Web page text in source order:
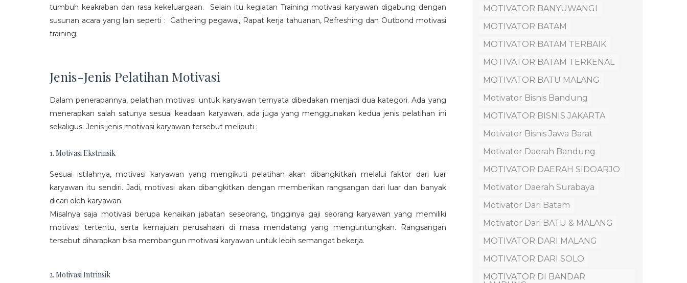
tumbuh keakraban dan rasa kekeluargaan. Selain itu kegiatan Training motivasi karyawan digabung dengan
susunan acara yang lain seperti : Gathering pegawai, Rapat kerja tahuanan, Refreshing dan Outbond motivasi
training.
Jenis-Jenis Pelatihan Motivasi
Dalam penerapannya, pelatihan motivasi untuk karyawan ternyata dibedakan menjadi dua kategori. Ada yang
menerapkan salah satunya sesuai keadaan karyawan, ada juga yang menggunakan kedua jenis pelatihan ini
sekaligus. Jenis-jenis motivasi karyawan tersebut meliputi :
1. Motivasi Ekstrinsik
Sesuai istilahnya, motivasi karyawan yang mengikuti pelatihan akan dibangkitkan melalui faktor dari luar
karyawan itu sendiri. Jadi, motivasi akan dibangkitkan dengan memberikan rangsangan dari luar dan banyak
dicari oleh karyawan.
Misalnya saja motivasi berupa kenaikan jabatan seseorang, tingginya gaji seorang karyawan yang memiliki
motivasi tertentu, serta kemajuan perusahaan di masa mendatang yang menguntungkan. Rangsangan
tersebut diharapkan bisa membangun motivasi karyawan untuk lebih semangat bekerja.
2. Motivasi Intrinsik
MOTIVATOR BANYUWANGI
MOTIVATOR BATAM
MOTIVATOR BATAM TERBAIK
MOTIVATOR BATAM TERKENAL
MOTIVATOR BATU MALANG
Motivator Bisnis Bandung
MOTIVATOR BISNIS JAKARTA
Motivator Bisnis Jawa Barat
Motivator Daerah Bandung
MOTIVATOR DAERAH SIDOARJO
Motivator Daerah Surabaya
Motivator Dari Batam
Motivator Dari BATU & MALANG
MOTIVATOR DARI MALANG
MOTIVATOR DARI SOLO
MOTIVATOR DI BANDAR